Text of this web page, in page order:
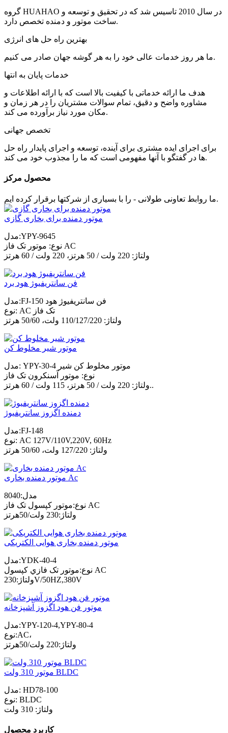
گروه HUAHAO در سال 2010 تاسیس شد که در تحقیق و توسعه و
ساخت موتور و دمنده تخصص دارد.
بهترین راه حل های انرژی
ما هر روز خدمات عالی خود را به هر گوشه جهان صادر می کنیم.
خدمات پایان به انتها
هدف ما ارائه خدماتی با کیفیت بالا است که با ارائه اطلاعات و
مشاوره واضح و دقیق، تمام سوالات مشتریان را در هر زمان و
مکان مورد نیاز برآورده می کند.
تخصص جهانی
برای اجرای ایده مشتری برای آینده، توسعه و اجرای پایدار راه حل
ها در گفتگو با آنها مفهومی است که ما را مجذوب خود می کند.
محصول مرکز
ما روابط تعاونی طولانی - را با بسیاری از شرکتها برقرار کرده ایم.
موتور دمنده برای بخاری گازی
مدل:YPY-9645
نوع: موتور تک فاز AC
ولتاژ: 220 ولت / 50 هرتز، 220 ولت / 60 هرتز
فن سانتریفیوژ هود برد
مدل:FJ-150 فن سانتریفیوژ هود
نوع: AC تک فاز
ولتاژ: 110/127/220 ولت، 50/60 هرتز
موتور شیر مخلوط کن
مدل: YPY-30-4 موتور مخلوط کن شیر
نوع: موتور آسنکرون تک فاز
ولتاژ: 220 ولت / 50 هرتز، 115 ولت / 60 هرتز..
دمنده اگزوز سانتریفیوژ
مدل:FJ-148
نوع: AC 127V/110V,220V, 60Hz
ولتاژ: 127/220 ولت، 50/60 هرتز
موتور دمنده بخاری Ac
مدل:8040
نوع:موتور کپسول تک فاز AC
ولتاژ:230 ولت/50هرتز
موتور دمنده بخاری هوایی الکتریکی
مدل:YDK-40-4
نوع:موتور تک فازي کپسول AC
ولتاژ:230V/50HZ,380V
موتور فن هود اگزوز آشپزخانه
مدل:YPY-120-4,YPY-80-4
نوع:AC،
ولتاژ:220 ولت/50هرتز
موتور 310 ولت BLDC
مدل: HD78-100
نوع: BLDC
ولتاژ: 310 ولت
کاربرد محصول